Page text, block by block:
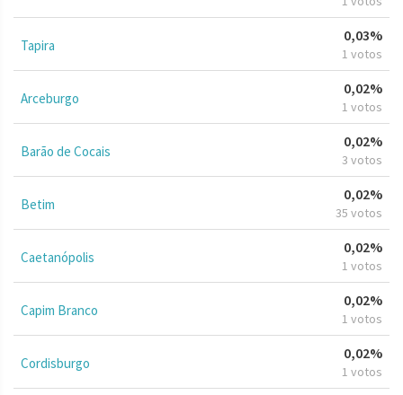
Tapira
0,03%
1 votos
Arceburgo
0,02%
1 votos
Barão de Cocais
0,02%
3 votos
Betim
0,02%
35 votos
Caetanópolis
0,02%
1 votos
Capim Branco
0,02%
1 votos
Cordisburgo
0,02%
1 votos